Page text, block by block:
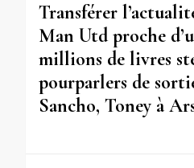
Transférer
Man Utd proche
millions de livres
pourparlers de
Sancho, Toney à